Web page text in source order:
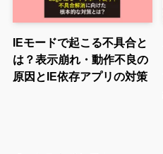
IEモードで起こる不具合と
は？表示崩れ・動作不良の
原因とIE依存アプリの対策